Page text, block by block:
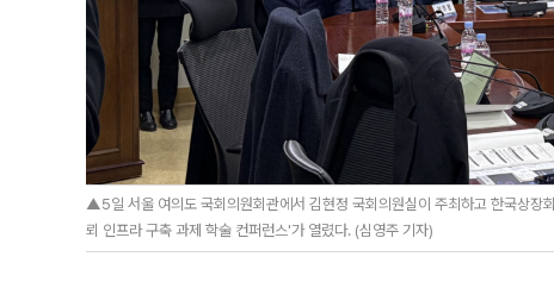
▲5일 서울 여의도 국회의원회관에서 김현정 국회의원실이 주최하고 한국상장
뢰 인프라 구축 과제 학술 컨퍼런스'가 열렸다. (심영주 기자)